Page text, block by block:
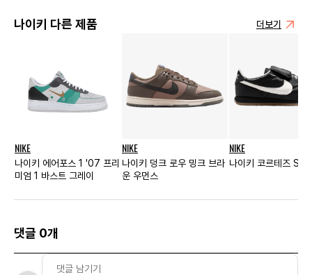
나이키 다른 제품 더보기
NIKE
나이키 에어포스 1 '07 프리
미엄 1 바스트 그레이
NIKE
나이키 덩크 로우 밍크 브라
운 우먼스
NIKE
나이키 코르테즈 SE
댓글 0개